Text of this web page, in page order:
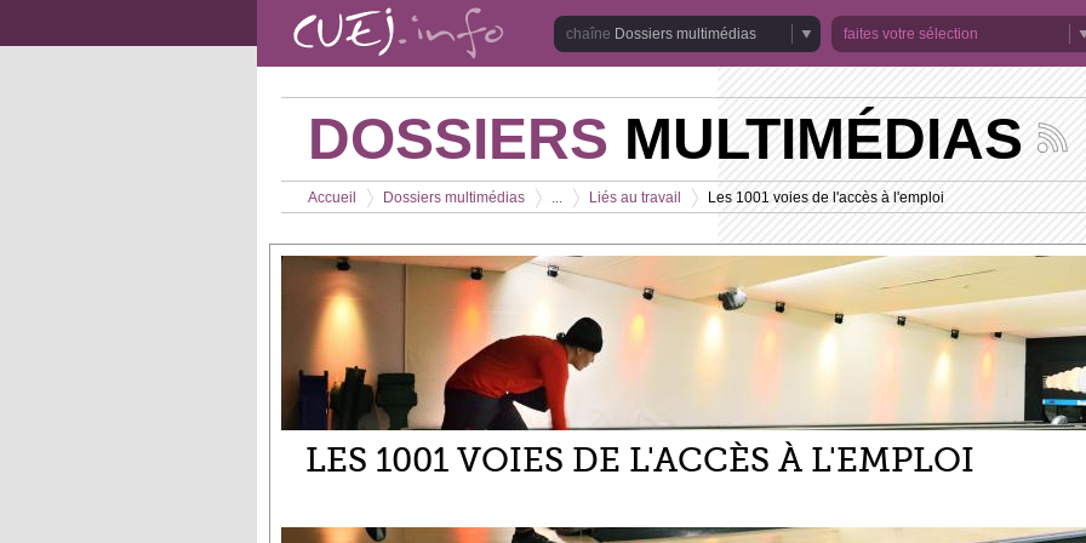
Dossiers multimédias
faites votre sélection
DOSSIERS MULTIMÉDIAS
les
de
chaîne
Vous êtes ici
Accueil
>
Dossiers multimédias
>
...
>
Liés au travail
>
Les 1001 voies de l'accès à l'emploi
LES 1001 VOIES DE L'ACCÈS À L'EMPLOI